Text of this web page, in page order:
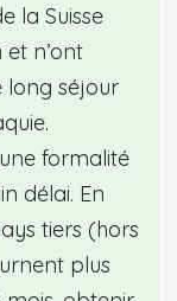
la Suisse
n’ont
long séjour
formalité
délai. En
tiers (hors
plus